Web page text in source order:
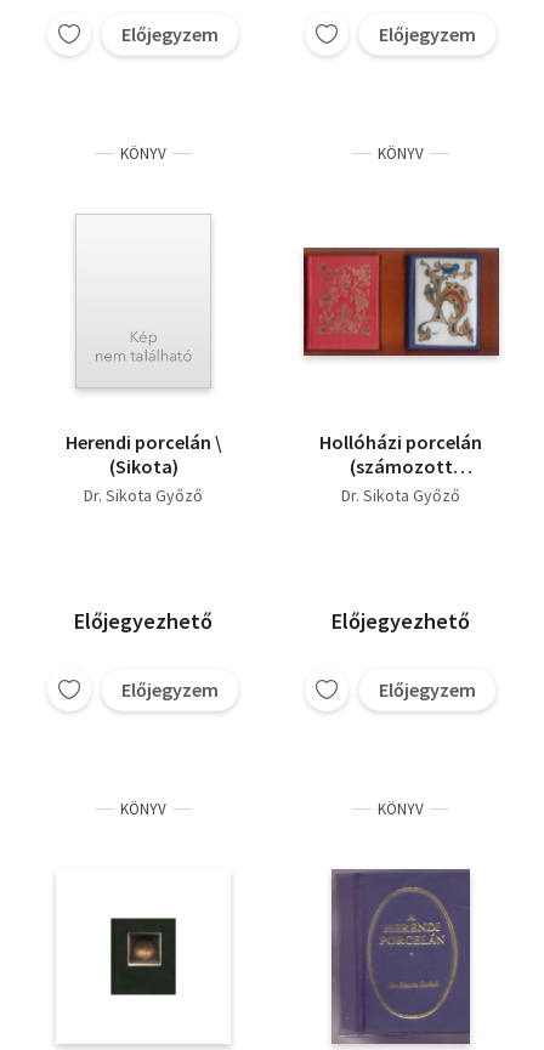
Előjegyzem Előjegyzem
KÖNYV
Herendi porcelán \
(Sikota)
Dr. Sikota Győző
Előjegyezhető
Előjegyzem
KÖNYV
Hollóházi porcelán
(számozott
minikönyvpár,
Dr. Sikota Győző
Előjegyezhető
Előjegyzem
KÖNYV KÖNYV